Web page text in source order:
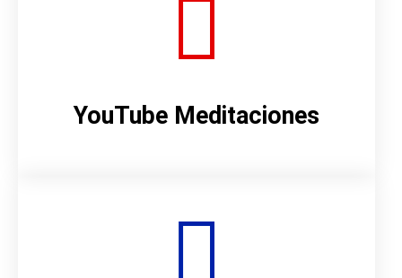
YouTube Meditaciones